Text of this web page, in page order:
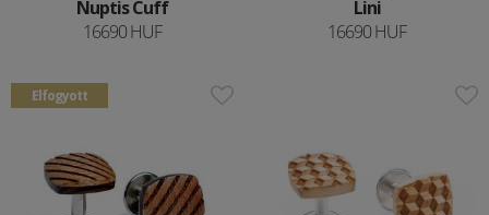
Nuptis Cuff
16690 HUF
Lini
16690 HUF
Elfogyott